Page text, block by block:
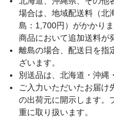
場合は、地域配送料（北
島：1,700円）がかかり
商品において追加送料が
離島の場合、配送日を指
ざいます。
別送品は、北海道・沖縄
ご入力いただいたお届け
の出荷元に開示します。
重に取り扱います。